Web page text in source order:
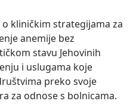
kliničkim strategijama za
anemije bez
stavu Jehovinih
i uslugama koje
preko svoje
za odnose s bolnicama.